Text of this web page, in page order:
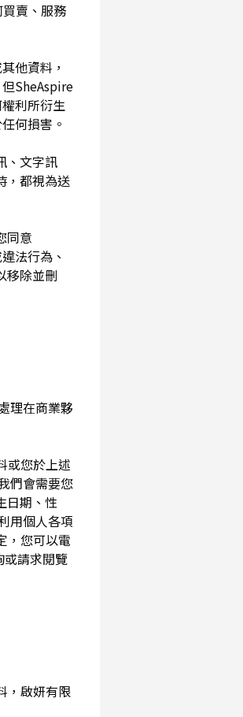
賣、服務
他資料，
SheAspire
利所衍生
何損害。
、文字訊
，都視為送
同意
法行為、
移除並刪
理在商業夥
或您於上述
們會需要您
日期、性
用個人各項
，您可以電
請求閱覽
，啟妍有限